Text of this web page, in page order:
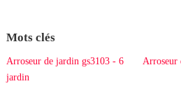
Mots clés
Arroseur de jardin gs3103 - 6 Arroseur
jardin